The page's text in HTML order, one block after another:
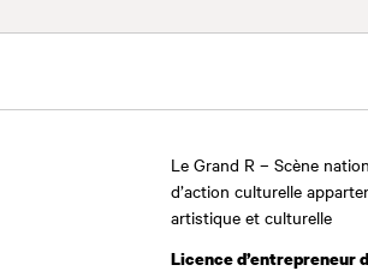
Le Grand R – Scène
d’action culturelle
artistique et culturelle
Licence d’entrepreneur